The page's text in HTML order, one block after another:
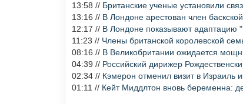
13:58 // Британские ученые установили
13:16 // В Лондоне арестован член
12:17 // В Лондоне показывают адаптацию
11:23 // Члены британской королевской
08:16 // В Великобритании ожидается
04:39 // Российский дирижер
02:34 // Кэмерон отменил визит в Израиль
01:11 // Кейт Миддлтон вновь беременна: